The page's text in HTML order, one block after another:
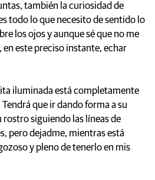
también la curiosidad de
todo lo que necesito de sentido lo
los ojos y aunque sé que no me
en este preciso instante, echar
iluminada está completamente
que ir dando forma a su
siguiendo las líneas de
pero dejadme, mientras está
y pleno de tenerlo en mis